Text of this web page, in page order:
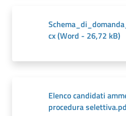
cx(Word - 26,72 kB)
Elenco candidati
procedura